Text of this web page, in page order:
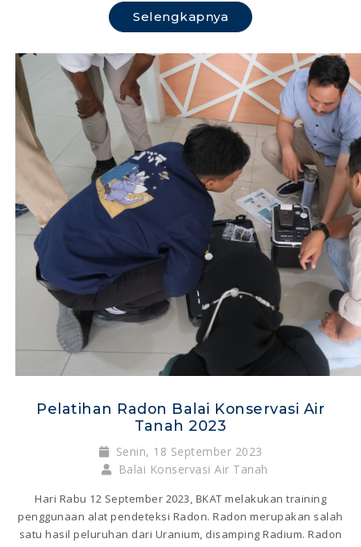
Selengkapnya
Pelatihan Radon Balai Konservasi Air
Tanah 2023
Senin, 18 September 2023
Balai Konservasi Air Tanah
Hari Rabu 12 September 2023, BKAT melakukan training
penggunaan alat pendeteksi Radon. Radon merupakan salah
satu hasil peluruhan dari Uranium, disamping Radium. Radon